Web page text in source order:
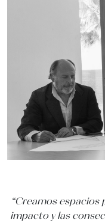
“Creamos espacios
impacto y las